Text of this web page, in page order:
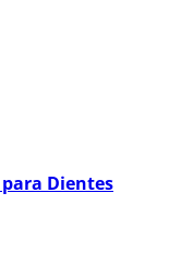
para Dientes